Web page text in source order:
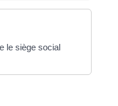
le siège social